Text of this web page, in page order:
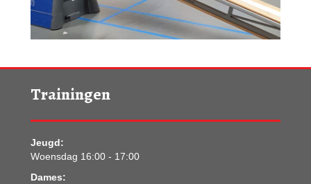
Trainingen
Jeugd:
Woensdag 16:00 - 17:00
Dames: